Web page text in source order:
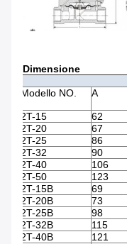
Dimensione
Modello NO.
A
2T-15
62
2T-20
67
2T-25
86
2T-32
90
2T-40
106
2T-50
123
2T-15B
69
2T-20B
73
2T-25B
98
2T-32B
115
2T-40B
121